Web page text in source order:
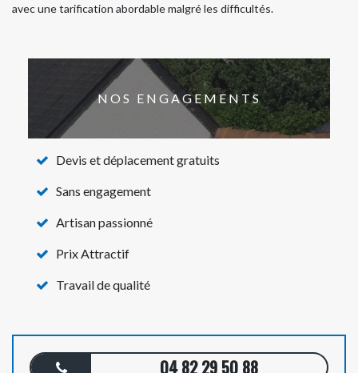
avec une tarification abordable malgré les difficultés.
NOS ENGAGEMENTS
Devis et déplacement gratuits
Sans engagement
Artisan passionné
Prix Attractif
Travail de qualité
04 82 29 50 88